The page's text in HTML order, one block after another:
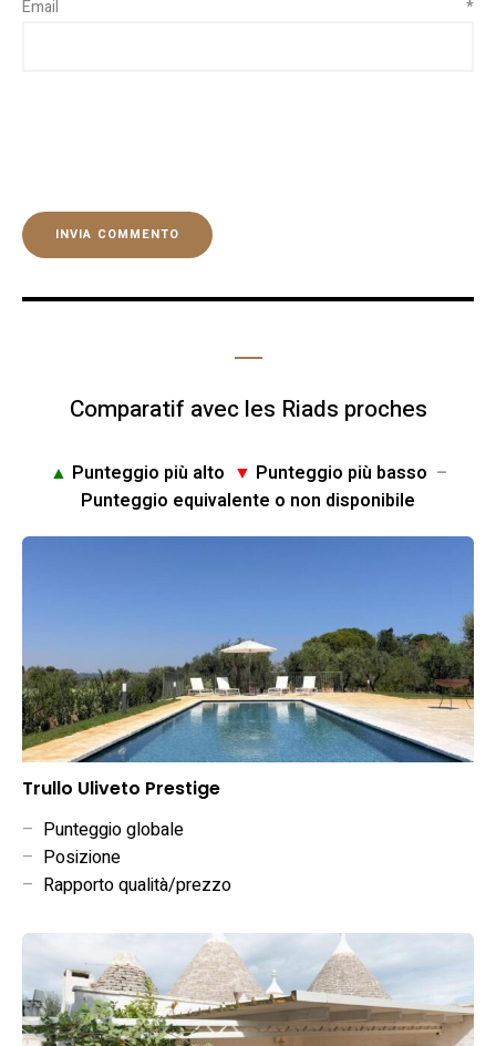
Email *
Comparatif avec les Riads proches
▲ Punteggio più alto ▼ Punteggio più basso –
Punteggio equivalente o non disponibile
Trullo Uliveto Prestige
– Punteggio globale
– Posizione
– Rapporto qualità/prezzo